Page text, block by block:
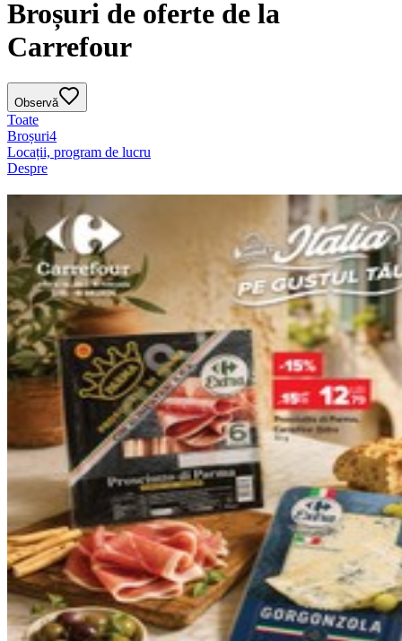
Broșuri de oferte de la
Carrefour
Observă
Toate
Broșuri4
Locații, program de lucru
Despre